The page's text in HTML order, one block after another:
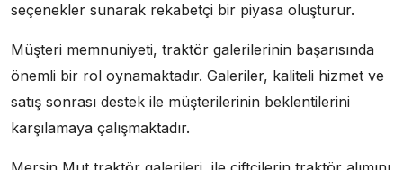
seçenekler sunarak rekabetçi bir piyasa oluşturur.
Müşteri memnuniyeti, traktör galerilerinin başarısında
önemli bir rol oynamaktadır. Galeriler, kaliteli hizmet ve
satış sonrası destek ile müşterilerinin beklentilerini
karşılamaya çalışmaktadır.